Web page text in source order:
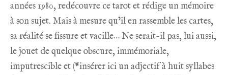
années 1980, redécouvre ce tarot et rédige un mémoire
à son sujet. Mais à mesure qu’il en rassemble les cartes,
sa réalité se fissure et vacille… Ne serait-il pas, lui aussi,
le jouet de quelque obscure, immémoriale,
imputrescible et (*insérer ici un adjectif à huit syllabes